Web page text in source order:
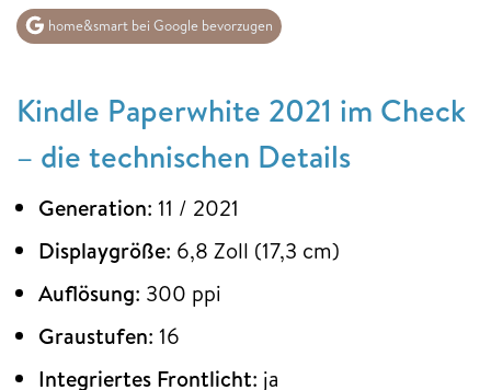
home&smart bei Google bevorzugen
Kindle Paperwhite 2021 im Check
– die technischen Details
Generation: 11 / 2021
Displaygröße: 6,8 Zoll (17,3 cm)
Auflösung: 300 ppi
Graustufen: 16
Integriertes Frontlicht: ja